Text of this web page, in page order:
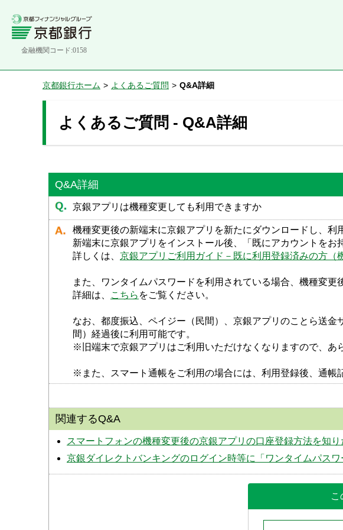
金融機関コード:0158
京都銀行ホーム > よくあるご質問 > Q&A詳細
よくあるご質問 - Q&A詳細
Q&A詳細
京銀アプリは機種変更しても利用できますか
機種変更後の新端末に京銀アプリを新たにダウンロードし、利
新端末に京銀アプリをインストール後、「既にアカウントをお
詳しくは、 京銀アプリご利用ガイド－既に利用登録済みの方（
また、ワンタイムパスワードを利用されている場合、機種変更
詳細は、
こちら をご覧ください。
なお、都度振込、ペイジー（民間）、京銀アプリのことら送
間）経過後に利用可能です。
※旧端末で京銀アプリはご利用いただけなくなりますので、あ
※また、スマート通帳をご利用の場合には、利用登録後、通帳
関連するQ&A
スマートフォンの機種変更後の京銀アプリの口座登録方法を知り
京銀ダイレクトバンキングのログイン時等に「ワンタイムパス
こ